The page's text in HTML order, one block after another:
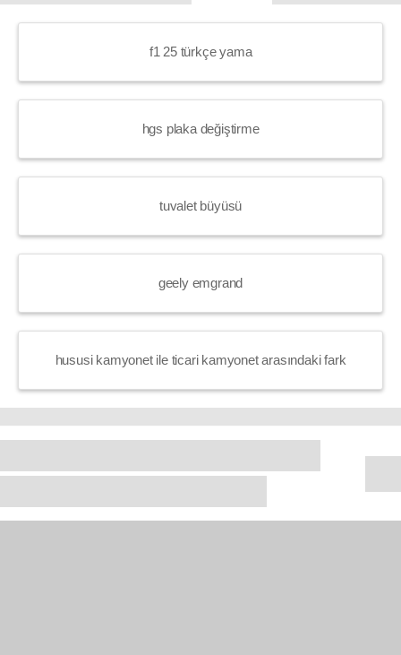
f1 25 türkçe yama
hgs plaka değiştirme
tuvalet büyüsü
geely emgrand
hususi kamyonet ile ticari kamyonet arasındaki fark